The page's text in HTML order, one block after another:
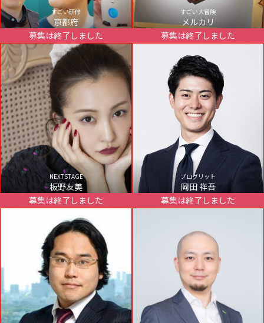
すごい研修
京都府
募集は終了しました
すごい大冒険
メルカリ
募集は終了しました
NEXTSTAGE
板野友美
募集は終了しました
プログリット
岡田 祥吾
募集は終了しました